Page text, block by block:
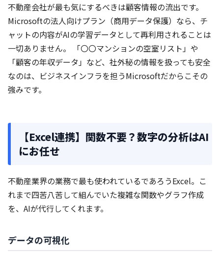
不動産会社が最も気にするべきは顧客情報の流出です。
Microsoftの法人向けプラン（商用データ保護）なら、チ
ャットの内容がAIの学習データとして再利用されることは
一切ありません。 「〇〇マンションの空室リスト」や
「顧客の年収データ」など、社外秘の情報を扱っても安全
なのは、ビジネスインフラを担うMicrosoftだからこその
強みです。
【Excel連携】関数不要？数字の分析はAI
にお任せ
不動産業界の業務で最も使われているであろうExcel。こ
れまで四苦八苦して組んでいた複雑な関数やグラフ作成
を、AIが代行してくれます。
データの可視化